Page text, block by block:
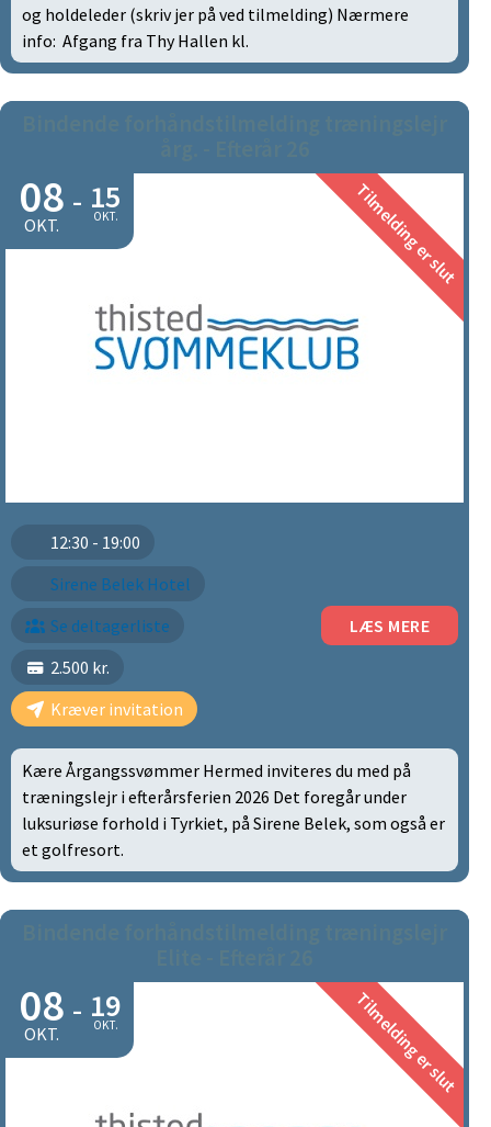
og holdeleder (skriv jer på ved tilmelding) Nærmere
info: Afgang fra Thy Hallen kl.
08
OKT.
- 15
OKT. Tilmelding er slut
12:30 - 19:00
Sirene Belek Hotel
Se deltagerliste
2.500 kr.
Kræver invitation
LÆS MERE
Kære Årgangssvømmer Hermed inviteres du med på
træningslejr i efterårsferien 2026 Det foregår under
luksuriøse forhold i Tyrkiet, på Sirene Belek, som også er
et golfresort.
08
OKT.
- 19
OKT. Tilmelding er slut